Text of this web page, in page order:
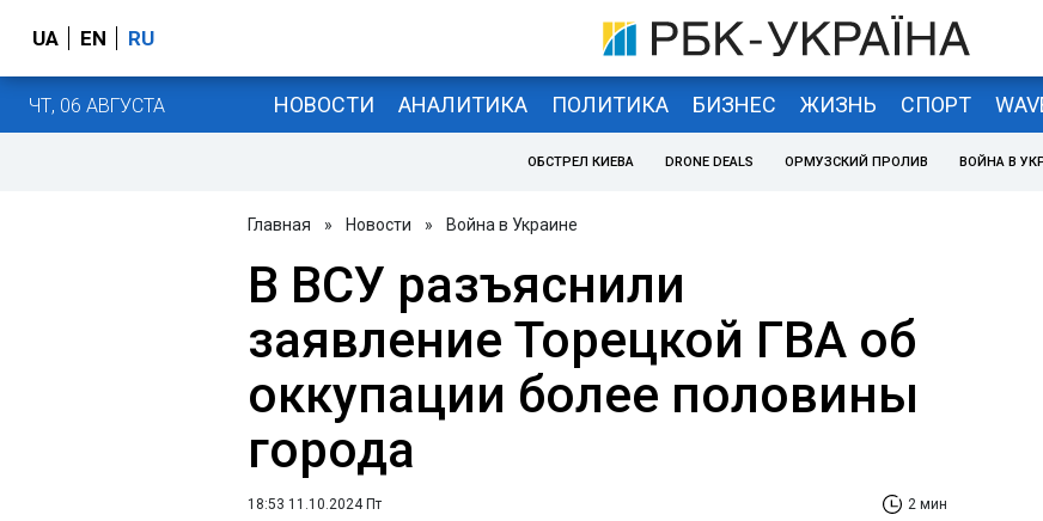
UA EN RU
ЧТ, 06 АВГУСТА НОВОСТИ АНАЛИТИКА ПОЛИТИКА БИЗНЕС ЖИЗНЬ СПОРТ
ОБСТРЕЛ КИЕВА DRONE DEALS ОРМУЗСКИЙ ПРОЛИВ ВОЙНА В
Главная » Новости » Война в Украине
В ВСУ разъяснили
заявление Торецкой ГВА об
оккупации более половины
города
18:53 11.10.2024 Пт 2 мин